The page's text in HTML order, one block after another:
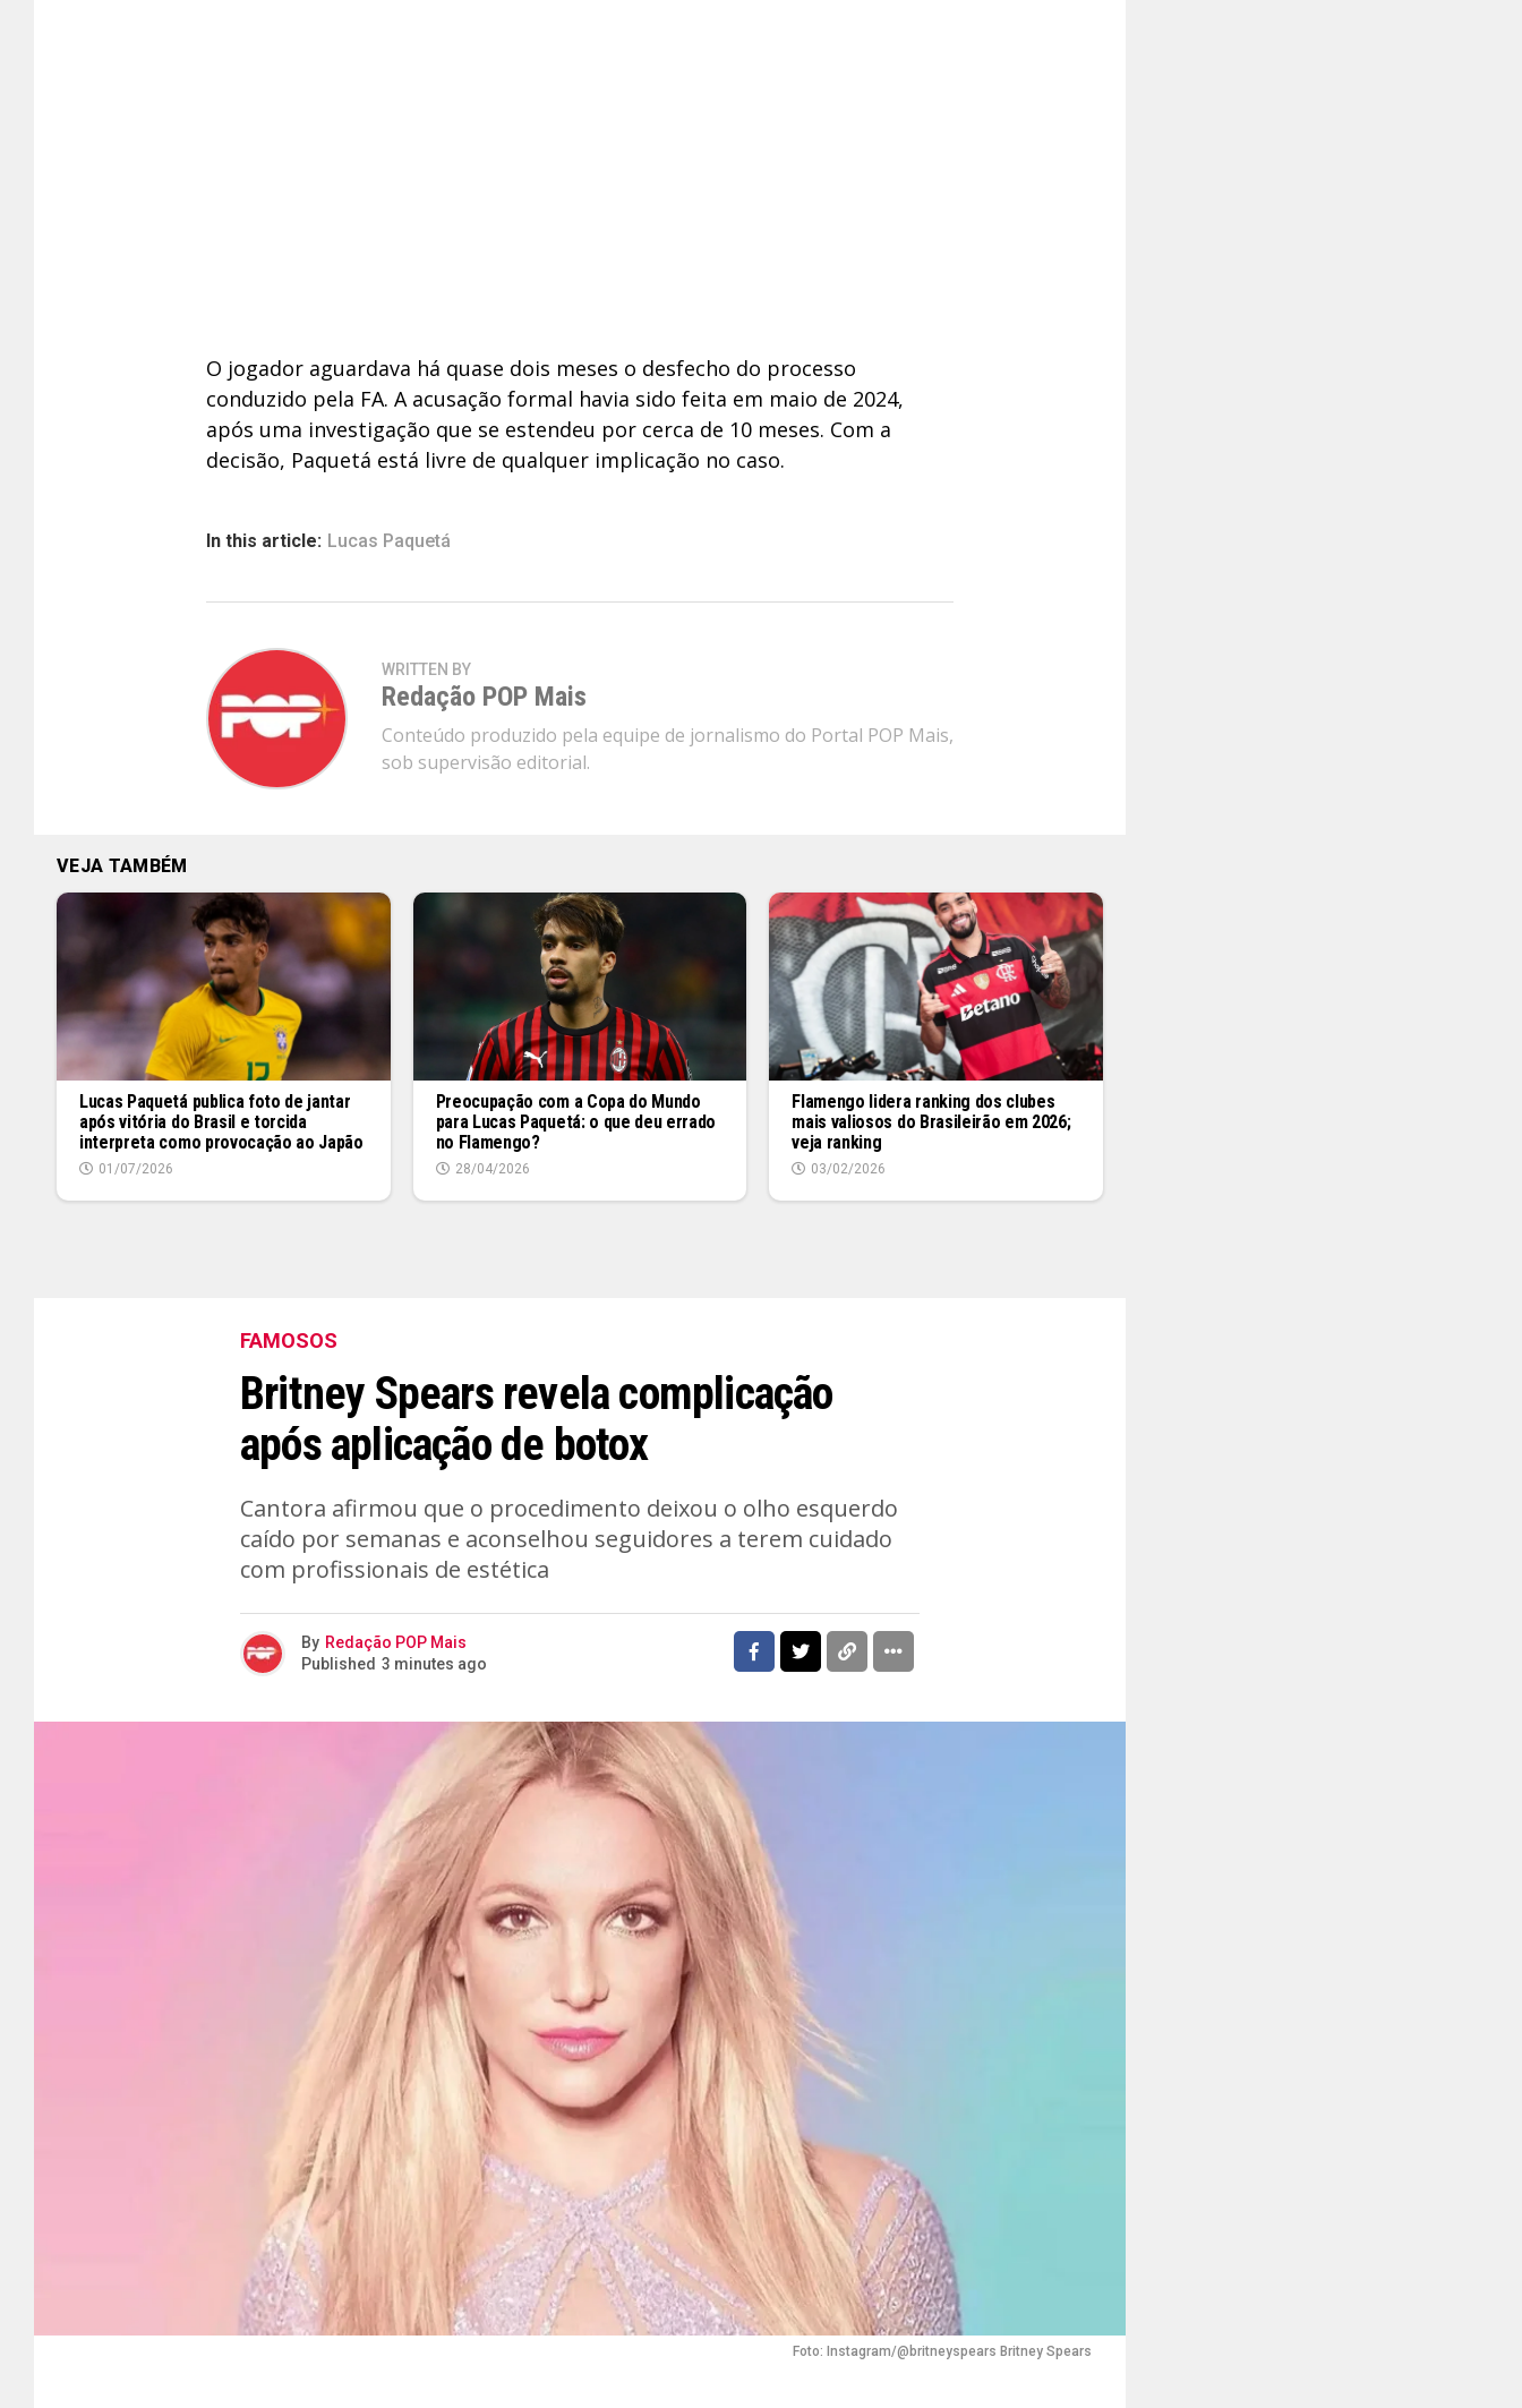
O jogador aguardava há quase dois meses o desfecho do processo
conduzido pela FA. A acusação formal havia sido feita em maio de 2024,
após uma investigação que se estendeu por cerca de 10 meses. Com a
decisão, Paquetá está livre de qualquer implicação no caso.
In this article: Lucas Paquetá
WRITTEN BY
Redação POP Mais
Conteúdo produzido pela equipe de jornalismo do Portal POP Mais,
sob supervisão editorial.
VEJA TAMBÉM
Lucas Paquetá publica foto de jantar
após vitória do Brasil e torcida
interpreta como provocação ao Japão
01/07/2026
Preocupação com a Copa do Mundo
para Lucas Paquetá: o que deu errado
no Flamengo?
28/04/2026
Flamengo lidera ranking dos clubes
mais valiosos do Brasileirão em 2026;
veja ranking
03/02/2026
FAMOSOS
Britney Spears revela complicação
após aplicação de botox
Cantora afirmou que o procedimento deixou o olho esquerdo
caído por semanas e aconselhou seguidores a terem cuidado
com profissionais de estética
By Redação POP Mais
Published 3 minutes ago
Foto: Instagram/@britneyspears Britney Spears